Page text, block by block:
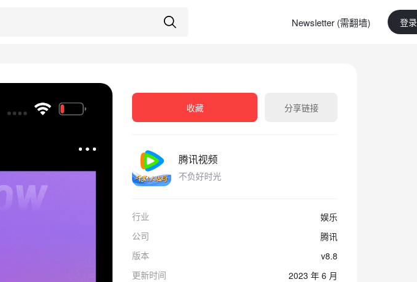
Newsletter (需翻墙) 登
收藏 分享链接
腾讯视频
不负好时光
行业
娱乐
公司
腾讯
版本
v8.8
更新时间
2023 年 6 月